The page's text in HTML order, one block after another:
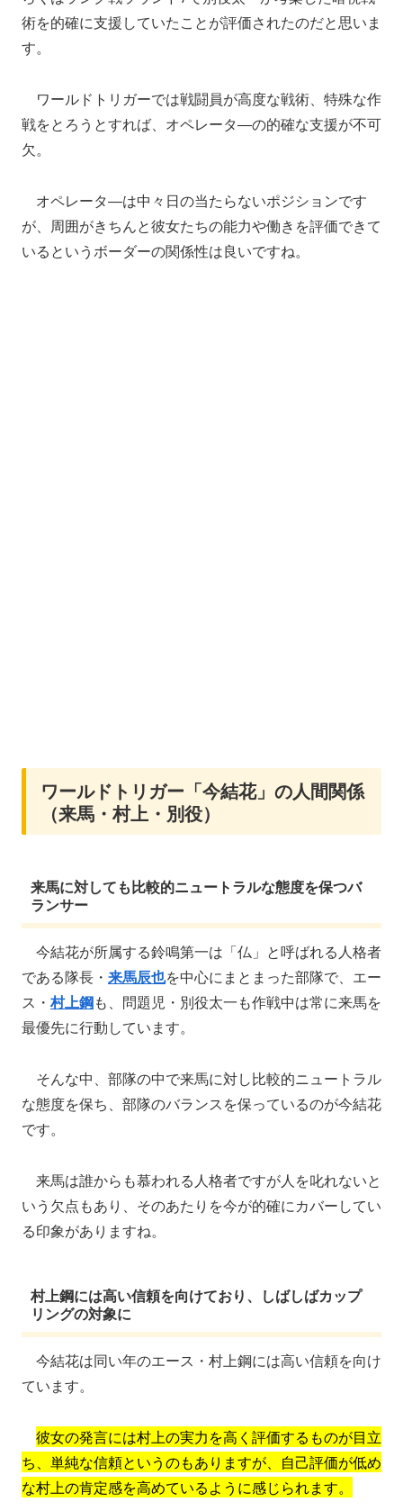
術を的確に支援していたことが評価されたのだと思いま
す。
ワールドトリガーでは戦闘員が高度な戦術、特殊な作
戦をとろうとすれば、オペレータ―の的確な支援が不可
欠。
オペレータ―は中々日の当たらないポジションです
が、周囲がきちんと彼女たちの能力や働きを評価できて
いるというボーダーの関係性は良いですね。
ワールドトリガー「今結花」の人間関係
（来馬・村上・別役）
来馬に対しても比較的ニュートラルな態度を保つバ
ランサー
今結花が所属する鈴鳴第一は「仏」と呼ばれる人格者
である隊長・ 来馬辰也を中心にまとまった部隊で、エー
ス・村上鋼も、問題児・別役太一も作戦中は常に来馬を
最優先に行動しています。
そんな中、部隊の中で来馬に対し比較的ニュートラル
な態度を保ち、部隊のバランスを保っているのが今結花
です。
来馬は誰からも慕われる人格者ですが人を叱れないと
いう欠点もあり、そのあたりを今が的確にカバーしてい
る印象がありますね。
村上鋼には高い信頼を向けており、しばしばカップ
リングの対象に
今結花は同い年のエース・村上鋼には高い信頼を向け
ています。
彼女の発言には村上の実力を高く評価するものが目立
ち、単純な信頼というのもありますが、自己評価が低め
な村上の肯定感を高めているように感じられます。